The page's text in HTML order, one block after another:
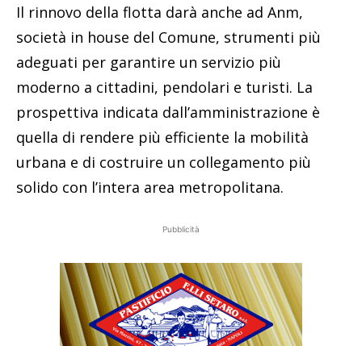
Il rinnovo della flotta darà anche ad Anm,
società in house del Comune, strumenti più
adeguati per garantire un servizio più
moderno a cittadini, pendolari e turisti. La
prospettiva indicata dall’amministrazione è
quella di rendere più efficiente la mobilità
urbana e di costruire un collegamento più
solido con l’intera area metropolitana.
Pubblicità